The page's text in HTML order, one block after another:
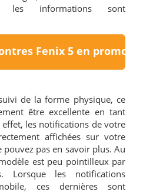
les informations sont
Fenix 5 en
de la forme physique, ce
être excellente en tant
effet, les notifications de votre
affichées sur votre
pas en savoir plus. Au
est peu pointilleux par
Lorsque les notifications
ces dernières sont